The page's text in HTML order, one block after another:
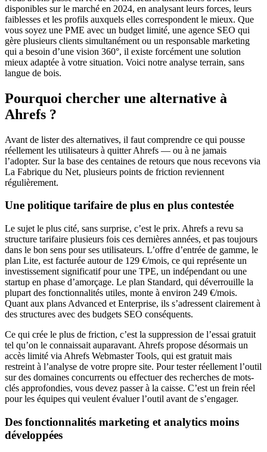
disponibles sur le marché en 2024, en analysant leurs forces, leurs
faiblesses et les profils auxquels elles correspondent le mieux. Que
vous soyez une PME avec un budget limité, une agence SEO qui
gère plusieurs clients simultanément ou un responsable marketing
qui a besoin d’une vision 360°, il existe forcément une solution
mieux adaptée à votre situation. Voici notre analyse terrain, sans
langue de bois.
Pourquoi chercher une alternative à
Ahrefs ?
Avant de lister des alternatives, il faut comprendre ce qui pousse
réellement les utilisateurs à quitter Ahrefs — ou à ne jamais
l’adopter. Sur la base des centaines de retours que nous recevons via
La Fabrique du Net, plusieurs points de friction reviennent
régulièrement.
Une politique tarifaire de plus en plus contestée
Le sujet le plus cité, sans surprise, c’est le prix. Ahrefs a revu sa
structure tarifaire plusieurs fois ces dernières années, et pas toujours
dans le bon sens pour ses utilisateurs. L’offre d’entrée de gamme, le
plan Lite, est facturée autour de 129 €/mois, ce qui représente un
investissement significatif pour une TPE, un indépendant ou une
startup en phase d’amorçage. Le plan Standard, qui déverrouille la
plupart des fonctionnalités utiles, monte à environ 249 €/mois.
Quant aux plans Advanced et Enterprise, ils s’adressent clairement à
des structures avec des budgets SEO conséquents.
Ce qui crée le plus de friction, c’est la suppression de l’essai gratuit
tel qu’on le connaissait auparavant. Ahrefs propose désormais un
accès limité via Ahrefs Webmaster Tools, qui est gratuit mais
restreint à l’analyse de votre propre site. Pour tester réellement l’outil
sur des domaines concurrents ou effectuer des recherches de mots-
clés approfondies, vous devez passer à la caisse. C’est un frein réel
pour les équipes qui veulent évaluer l’outil avant de s’engager.
Des fonctionnalités marketing et analytics moins
développées